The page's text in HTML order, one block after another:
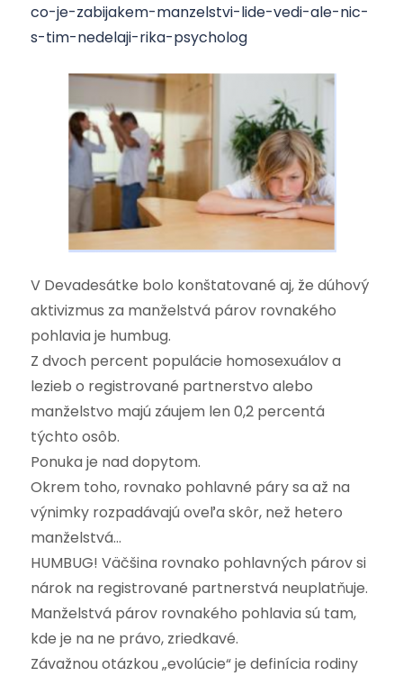
co-je-zabijakem-manzelstvi-lide-vedi-ale-nic-
s-tim-nedelaji-rika-psycholog
V Devadesátke bolo konštatované aj, že dúhový
aktivizmus za manželstvá párov rovnakého
pohlavia je humbug.
Z dvoch percent populácie homosexuálov a
lezieb o registrované partnerstvo alebo
manželstvo majú záujem len 0,2 percentá
týchto osôb.
Ponuka je nad dopytom.
Okrem toho, rovnako pohlavné páry sa až na
výnimky rozpadávajú oveľa skôr, než hetero
manželstvá…
HUMBUG! Väčšina rovnako pohlavných párov si
nárok na registrované partnerstvá neuplatňuje.
Manželstvá párov rovnakého pohlavia sú tam,
kde je na ne právo, zriedkavé.
Závažnou otázkou „evolúcie“ je definícia rodiny